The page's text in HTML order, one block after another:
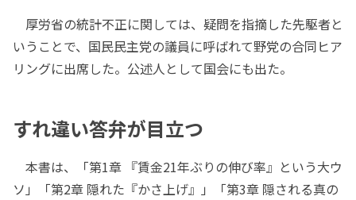
厚労省の統計不正に関しては、疑問を指摘した先駆者と
いうことで、国民民主党の議員に呼ばれて野党の合同ヒア
リングに出席した。公述人として国会にも出た。
すれ違い答弁が目立つ
本書は、「第1章 『賃金21年ぶりの伸び率』という大ウ
ソ」「第2章 隠れた『かさ上げ』」「第3章 隠される真の